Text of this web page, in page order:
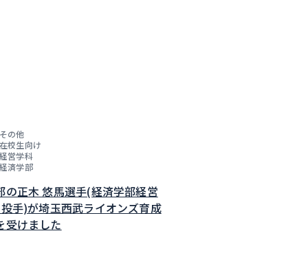
の他
校生向け
営学科
済学部
の正木 悠馬選手(経済学部経営
手)が埼玉西武ライオンズ育成
受けました